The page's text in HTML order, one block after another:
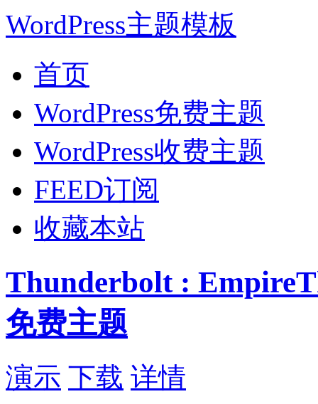
WordPress主题模板
首页
WordPress免费主题
WordPress收费主题
FEED订阅
收藏本站
Thunderbolt :
免费主题
演示 下载 详情